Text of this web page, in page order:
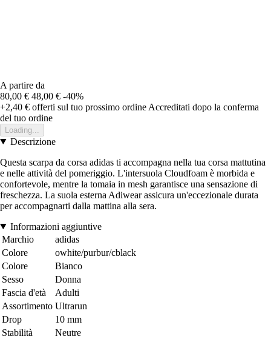
A partire da
80,00 € 48,00 € -40%
+2,40 € offerti sul tuo prossimo ordine Accreditati dopo la conferma
del tuo ordine
Loading...
Descrizione
Questa scarpa da corsa adidas ti accompagna nella tua corsa mattutina
e nelle attività del pomeriggio. L'intersuola Cloudfoam è morbida e
confortevole, mentre la tomaia in mesh garantisce una sensazione di
freschezza. La suola esterna Adiwear assicura un'eccezionale durata
per accompagnarti dalla mattina alla sera.
Informazioni aggiuntive
Marchio
adidas
Colore
owhite/purbur/cblack
Colore
Bianco
Sesso
Donna
Fascia d'età
Adulti
Assortimento Ultrarun
Drop
10 mm
Stabilità
Neutre